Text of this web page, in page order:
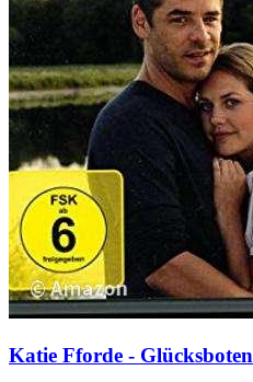
Katie Fforde - Glücksboten